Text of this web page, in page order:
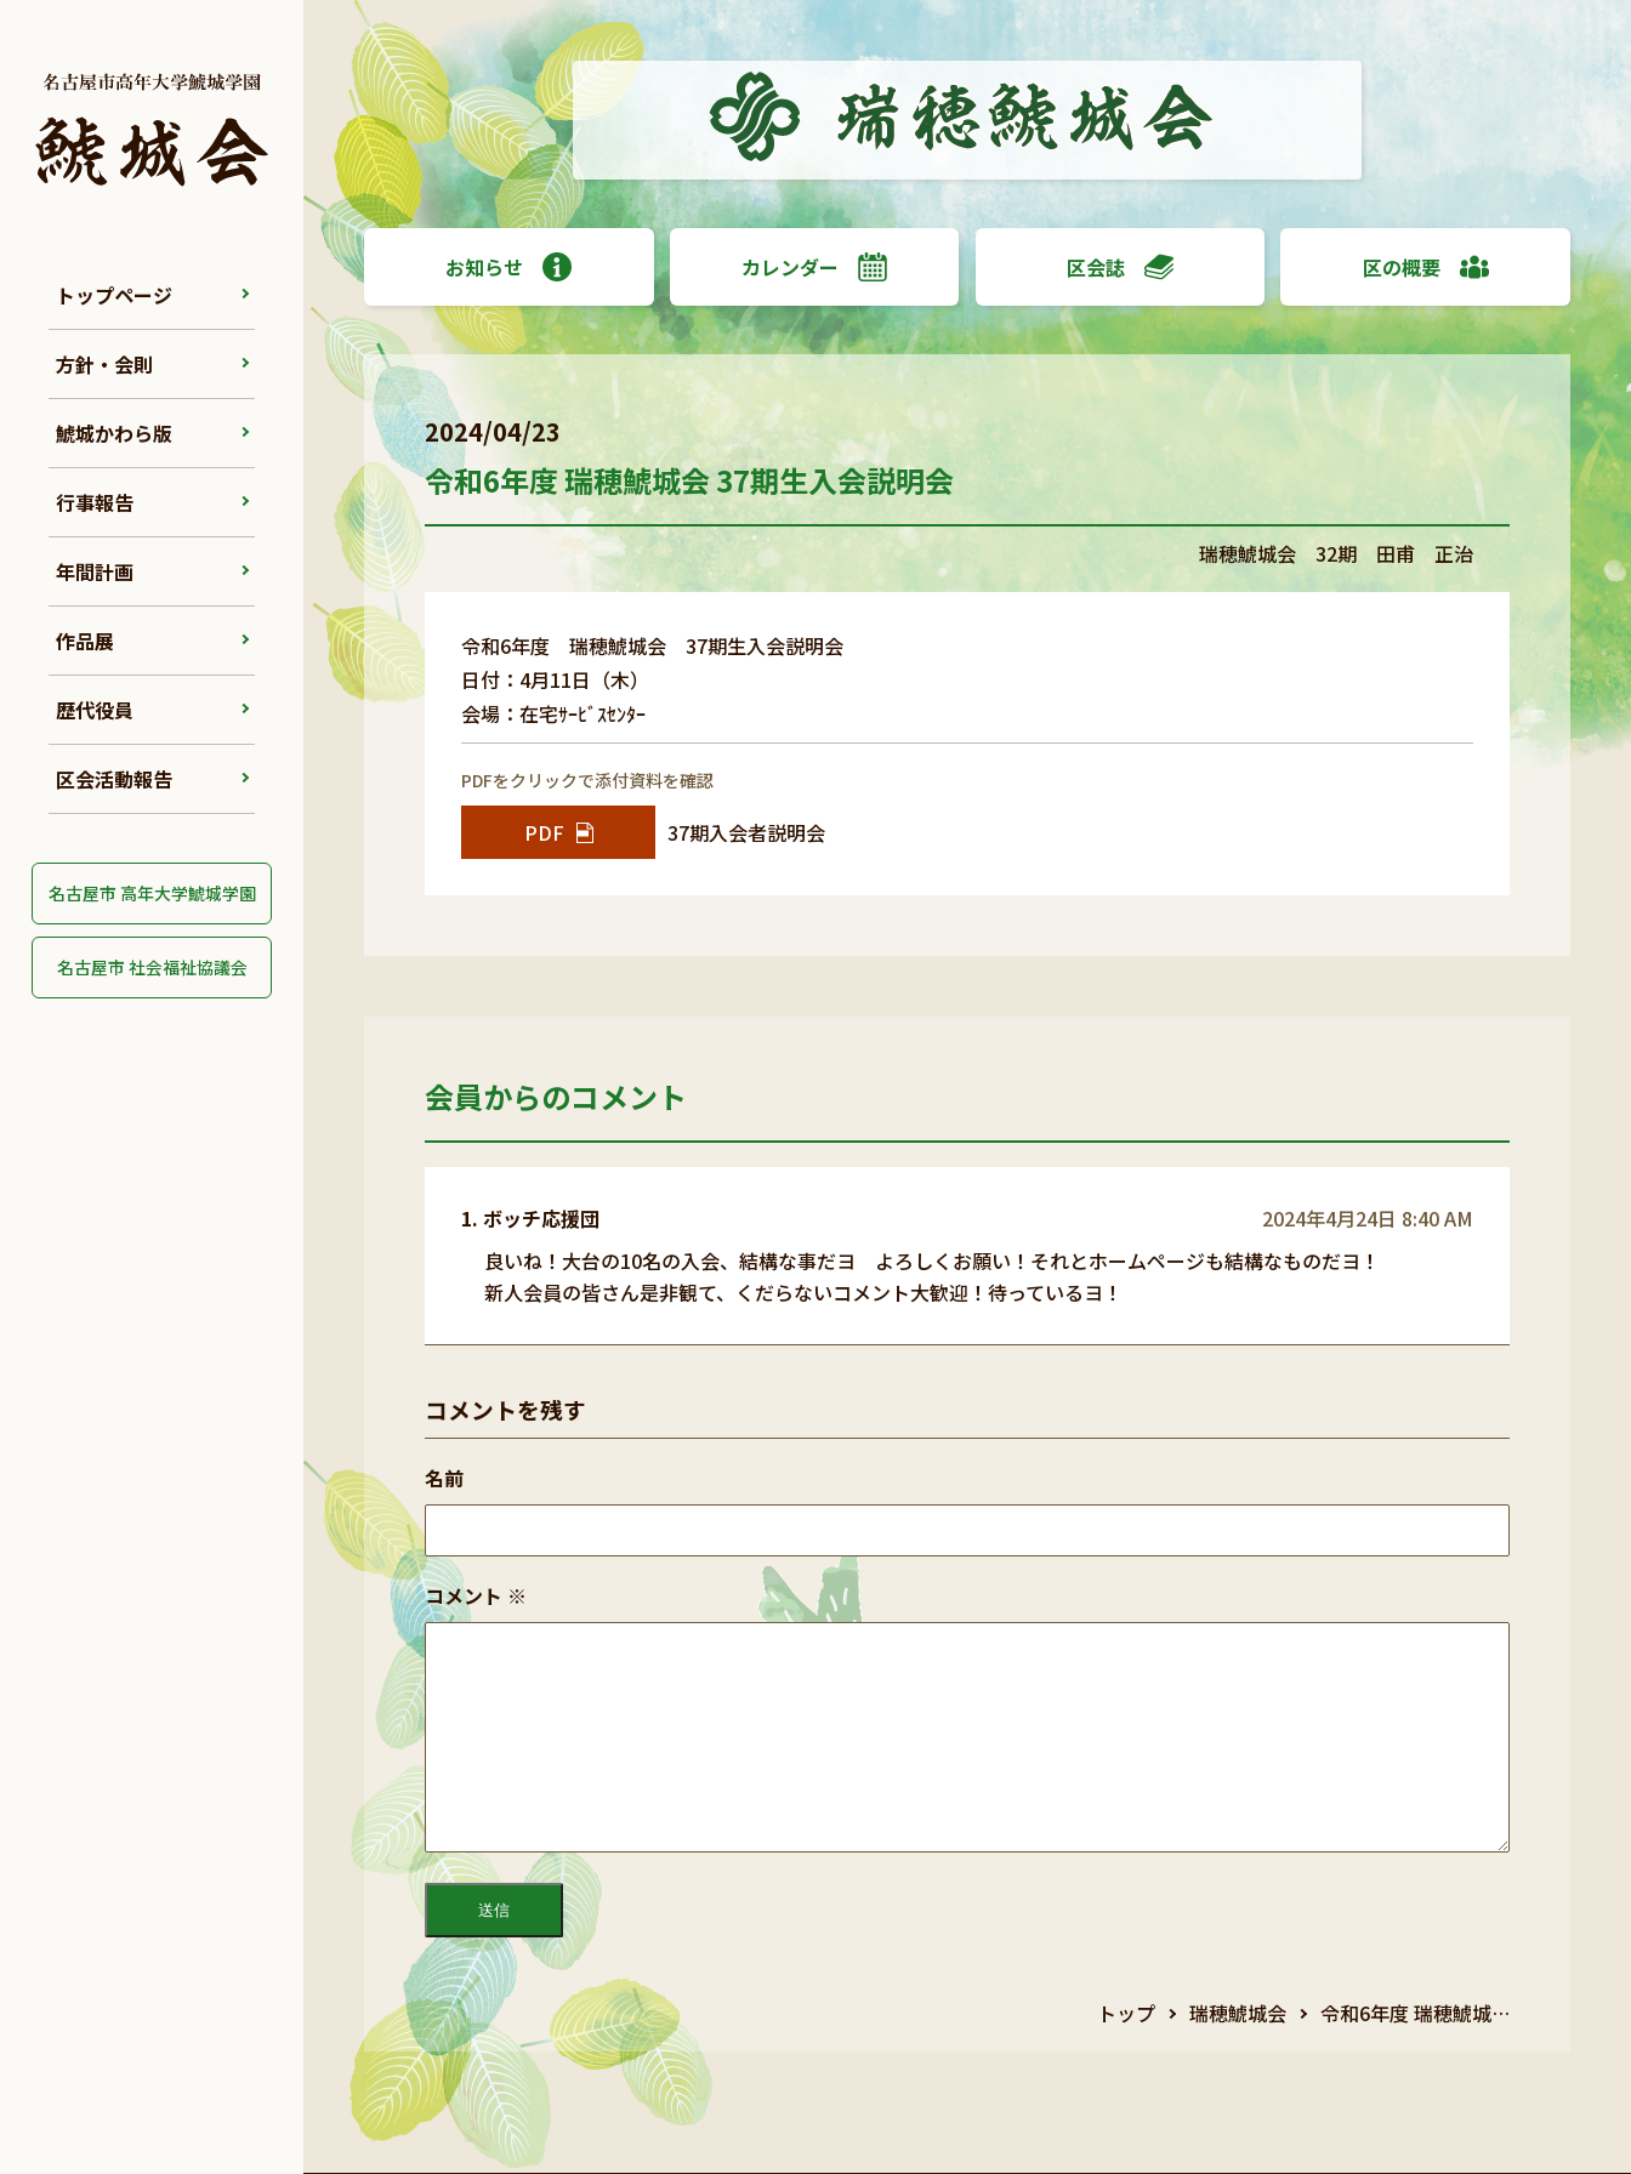
トップページ
方針・会則
鯱城かわら版
行事報告
年間計画
作品展
歴代役員
区会活動報告
名古屋市 高年大学鯱城学園
名古屋市 社会福祉協議会
お知らせ カレンダー 区会誌 区の概要
2024/04/23
令和6年度 瑞穂鯱城会 37期生入会説明会
瑞穂鯱城会 32期 田甫 正治
令和6年度 瑞穂鯱城会 37期生入会説明会
日付：4月11日（木）
会場：在宅ｻｰﾋﾞｽｾﾝﾀｰ
PDFをクリックで添付資料を確認
PDF 37期入会者説明会
会員からのコメント
ボッチ応援団
2024年4月24日 8:40 AM
良いね！大台の10名の入会、結構な事だヨ よろしくお願い！それとホームページも結構なものだヨ！
新人会員の皆さん是非観て、くだらないコメント大歓迎！待っているヨ！
コメントを残す
コメント ※
名前
トップ 瑞穂鯱城会 令和6年度 瑞穂鯱城…